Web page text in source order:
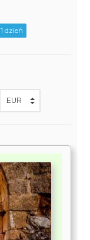
1 dzień